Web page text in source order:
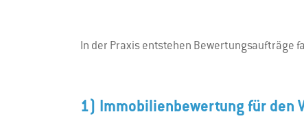
In der Praxis entstehen Bewertungsaufträge
1) Immobilienbewertung für den